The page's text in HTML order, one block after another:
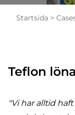
Startsida >
Teflon
"Vi har alltid